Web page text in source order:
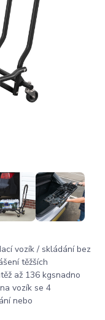
vozík / skládání bez
těžších
až 136 kgsnadno
vozík se 4
nebo